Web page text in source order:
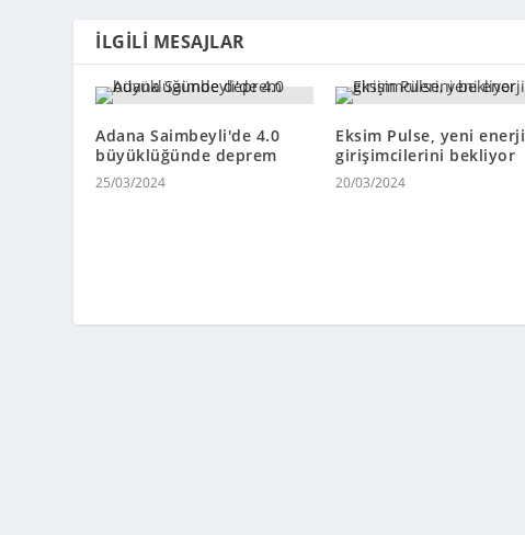
İLGILI MESAJLAR
Adana Saimbeyli'de 4.0
büyüklüğünde deprem
25/03/2024
Eksim Pulse, yeni enerji
girişimcilerini bekliyor
20/03/2024